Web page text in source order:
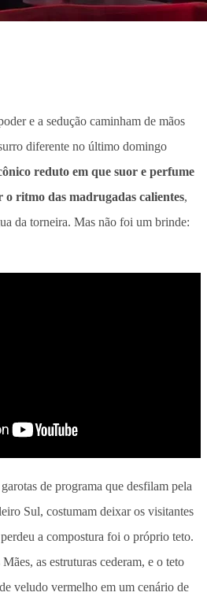
e a sedução caminham de mãos
diferente no último domingo
reduto em que suor e perfume
ritmo das madrugadas calientes,
da torneira. Mas não foi um brinde:
de programa que desfilam pela
Sul, costumam deixar os visitantes
a compostura foi o próprio teto.
as estruturas cederam, e o teto
veludo vermelho em um cenário de